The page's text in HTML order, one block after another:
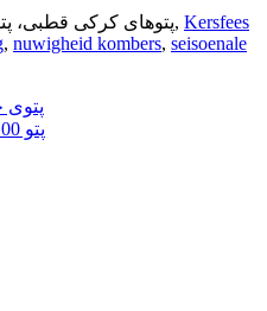
Hot Tags: پتوهای کرکی قطبی، پتوهای کرکی قطبی چین, Kersfees
, nuwigheid kombers, seisoenale
پتوی
پتو 100 درصد پلی استر پلار پشم